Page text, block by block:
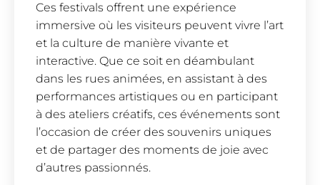
Ces festivals offrent une expérience
immersive où les visiteurs peuvent vivre l’art
et la culture de manière vivante et
interactive. Que ce soit en déambulant
dans les rues animées, en assistant à des
performances artistiques ou en participant
à des ateliers créatifs, ces événements sont
l’occasion de créer des souvenirs uniques
et de partager des moments de joie avec
d’autres passionnés.